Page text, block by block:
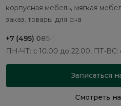
корпусная мебель, мягкая
заказ, товары для сна
+7 (495) 085-75-91
ПН-ЧТ: с 10.00 до 22.00, ПТ-ВС:
Записаться
Смотреть